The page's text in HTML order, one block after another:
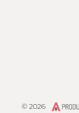
© 2026